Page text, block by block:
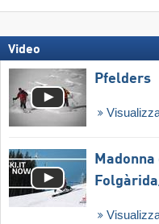
Video
Pfelders